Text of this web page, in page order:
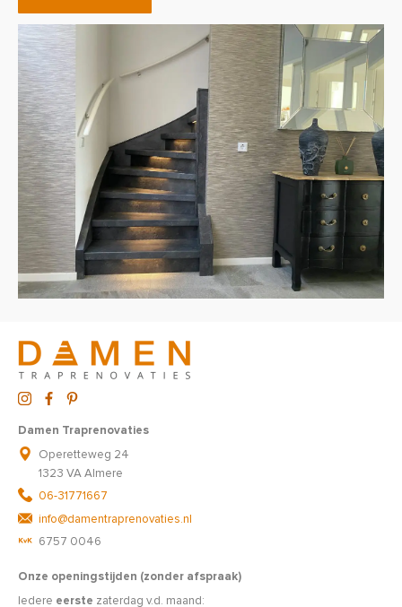
Damen Traprenovaties
Operetteweg 24
1323 VA Almere
06-31771667
info@damentraprenovaties.nl
6757 0046
Onze openingstijden (zonder afspraak)
Iedere eerste zaterdag v.d. maand: